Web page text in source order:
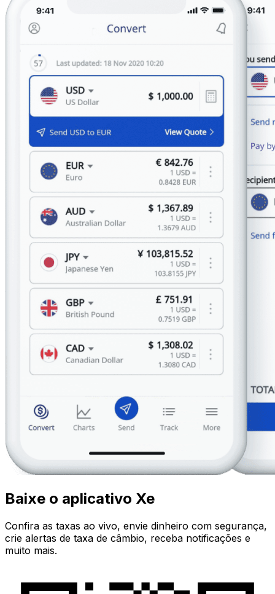
Baixe o aplicativo Xe
Confira as taxas ao vivo, envie dinheiro com segurança,
crie alertas de taxa de câmbio, receba notificações e
muito mais.